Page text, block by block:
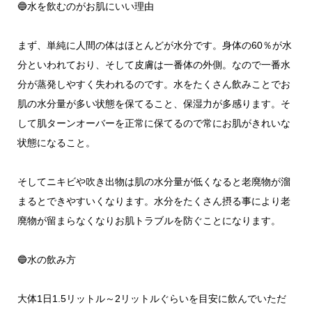
🔵水を飲むのがお肌にいい理由
まず、単純に人間の体はほとんどが水分です。身体の60％が水
分といわれており、そして皮膚は一番体の外側。なので一番水
分が蒸発しやすく失われるのです。水をたくさん飲みことでお
肌の水分量が多い状態を保てること、保湿力が多感ります。そ
して肌ターンオーバーを正常に保てるので常にお肌がきれいな
状態になること。
そしてニキビや吹き出物は肌の水分量が低くなると老廃物が溜
まるとできやすいくなります。水分をたくさん摂る事により老
廃物が留まらなくなりお肌トラブルを防ぐことになります。
🔵水の飲み方
大体1日1.5リットル～2リットルぐらいを目安に飲んでいただ